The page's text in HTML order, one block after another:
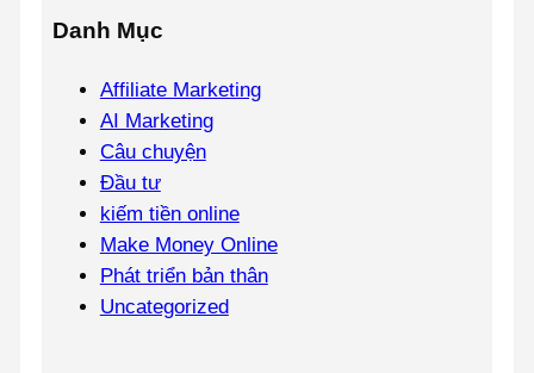
Danh Mục
Affiliate Marketing
AI Marketing
Câu chuyện
Đầu tư
kiếm tiền online
Make Money Online
Phát triển bản thân
Uncategorized